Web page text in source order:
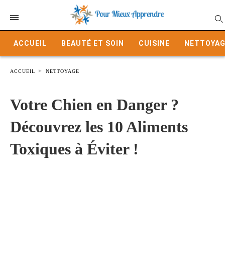
ACCUEIL BEAUTÉ ET SOIN CUISINE
ACCUEIL NETTOYAGE
Votre Chien en Danger ?
Découvrez les 10 Aliments
Toxiques à Éviter !